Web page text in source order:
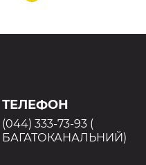
ТЕЛЕФОН
(044) 333-73-93 (
БАГАТОКАНАЛЬНИЙ)